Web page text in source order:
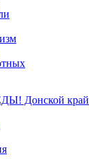
Донской край